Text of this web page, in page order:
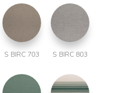
S BIRC 703 S BIRC 803